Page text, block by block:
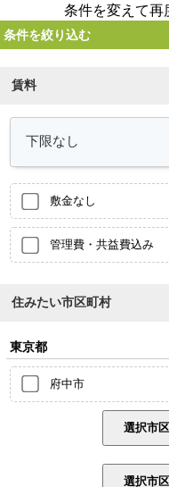
条件を変えて再
条件を絞り込む
賃料
敷金なし
管理費・共益費込み
住みたい市区町村
東京都
府中市